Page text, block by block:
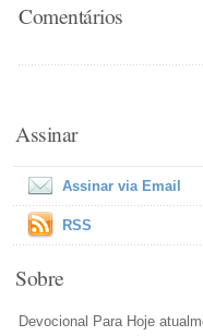
Comentários
Assinar
Assinar via Email
RSS
Sobre
Devocional Para Hoje